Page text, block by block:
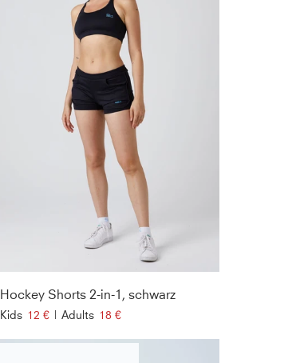
Hockey Shorts 2-in-1, schwarz
Kids 12 € | Adults 18 €